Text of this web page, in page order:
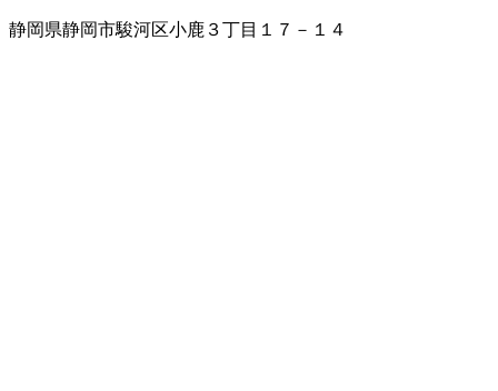
静岡県静岡市駿河区小鹿３丁目１７－１４